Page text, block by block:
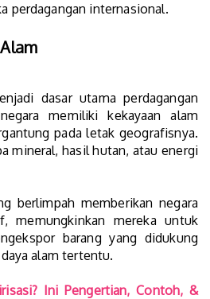
perdagangan internasional.
dasar utama perdagangan
memiliki kekayaan alam
pada letak geografisnya.
mineral, hasil hutan, atau energi
berlimpah memberikan negara
memungkinkan mereka untuk
barang yang didukung
alam tertentu.
Ini Pengertian, Contoh, &